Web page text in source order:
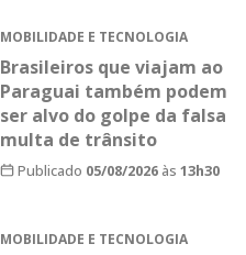
MOBILIDADE E TECNOLOGIA
Brasileiros que viajam ao
Paraguai também podem
ser alvo do golpe da falsa
multa de trânsito
Publicado 05/08/2026às 13h30
MOBILIDADE E TECNOLOGIA